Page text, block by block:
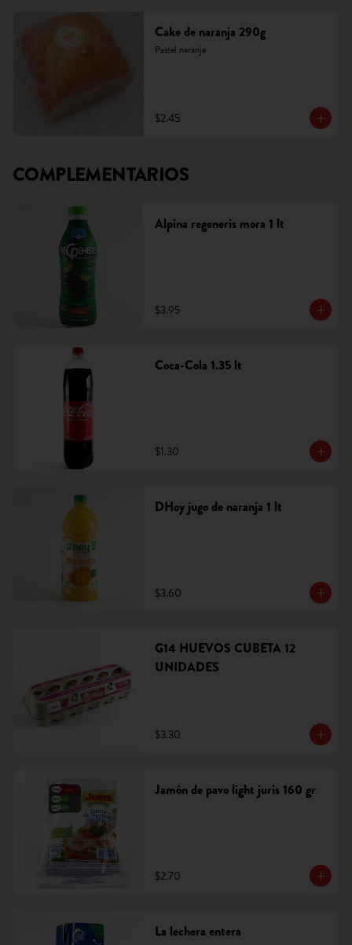
Cake de naranja 290g
Pastel naranja
$2.45
COMPLEMENTARIOS
Alpina regeneris mora 1 lt
$3.95
Coca-Cola 1.35 lt
$1.30
DHoy jugo de naranja 1 lt
$3.60
G14 HUEVOS CUBETA 12
UNIDADES
$3.30
Jamón de pavo light juris 160 gr
$2.70
La lechera entera